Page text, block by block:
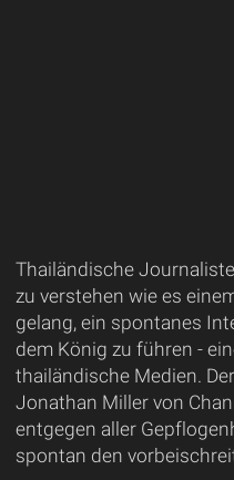
Thailändische
zu verstehen wie es
gelang, ein spontanes
dem König zu führen -
thailändische Medien.
Jonathan Miller von
entgegen aller
spontan den